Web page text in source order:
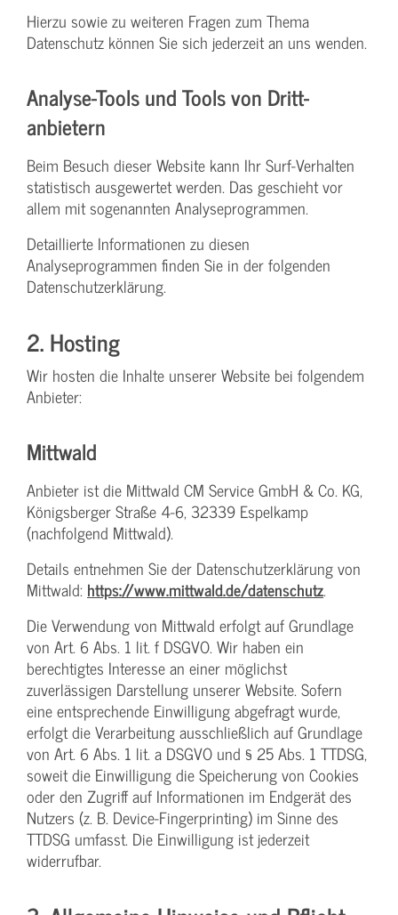
Hierzu sowie zu weiteren Fragen zum Thema
Datenschutz können Sie sich jederzeit an uns wenden.
Analyse-Tools und Tools von Dritt­
anbietern
Beim Besuch dieser Website kann Ihr Surf-Verhalten
statistisch ausgewertet werden. Das geschieht vor
allem mit sogenannten Analyseprogrammen.
Detaillierte Informationen zu diesen
Analyseprogrammen finden Sie in der folgenden
Datenschutzerklärung.
2. Hosting
Wir hosten die Inhalte unserer Website bei folgendem
Anbieter:
Mittwald
Anbieter ist die Mittwald CM Service GmbH & Co. KG,
Königsberger Straße 4-6, 32339 Espelkamp
(nachfolgend Mittwald).
Details entnehmen Sie der Datenschutzerklärung von
Mittwald: https://www.mittwald.de/datenschutz.
Die Verwendung von Mittwald erfolgt auf Grundlage
von Art. 6 Abs. 1 lit. f DSGVO. Wir haben ein
berechtigtes Interesse an einer möglichst
zuverlässigen Darstellung unserer Website. Sofern
eine entsprechende Einwilligung abgefragt wurde,
erfolgt die Verarbeitung ausschließlich auf Grundlage
von Art. 6 Abs. 1 lit. a DSGVO und § 25 Abs. 1 TTDSG,
soweit die Einwilligung die Speicherung von Cookies
oder den Zugriff auf Informationen im Endgerät des
Nutzers (z. B. Device-Fingerprinting) im Sinne des
TTDSG umfasst. Die Einwilligung ist jederzeit
widerrufbar.